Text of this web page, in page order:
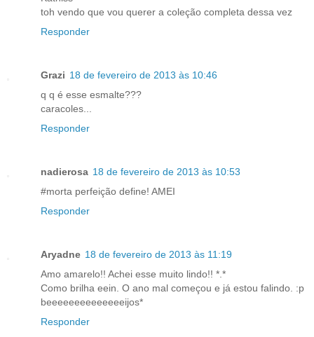
toh vendo que vou querer a coleção completa dessa vez
Responder
Grazi 18 de fevereiro de 2013 às 10:46
q q é esse esmalte???
caracoles...
Responder
nadierosa 18 de fevereiro de 2013 às 10:53
#morta perfeição define! AMEI
Responder
Aryadne 18 de fevereiro de 2013 às 11:19
Amo amarelo!! Achei esse muito lindo!! *.*
Como brilha eein. O ano mal começou e já estou falindo. :p
beeeeeeeeeeeeeeijos*
Responder